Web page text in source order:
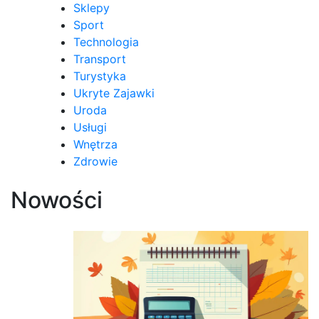
Sklepy
Sport
Technologia
Transport
Turystyka
Ukryte Zajawki
Uroda
Usługi
Wnętrza
Zdrowie
Nowości